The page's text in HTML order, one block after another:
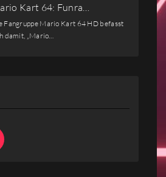
Kart 64: Funra…
Fangruppe Mario Kart 64 HD befasst
damit, „Mario…